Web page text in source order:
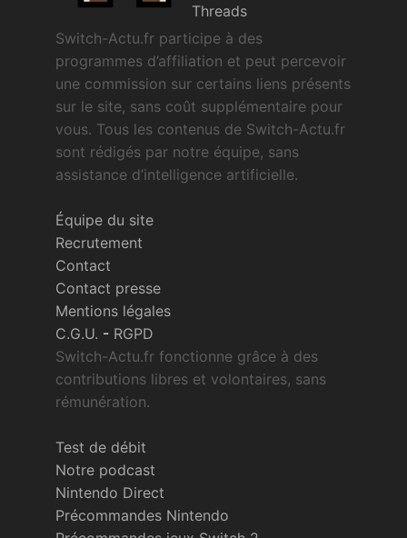
Threads
Switch-Actu.fr participe à des
programmes d’affiliation et peut percevoir
une commission sur certains liens présents
sur le site, sans coût supplémentaire pour
vous. Tous les contenus de Switch-Actu.fr
sont rédigés par notre équipe, sans
assistance d’intelligence artificielle.
Équipe du site
Recrutement
Contact
Contact presse
Mentions légales
C.G.U. - RGPD
Switch-Actu.fr fonctionne grâce à des
contributions libres et volontaires, sans
rémunération.
Test de débit
Notre podcast
Nintendo Direct
Précommandes Nintendo